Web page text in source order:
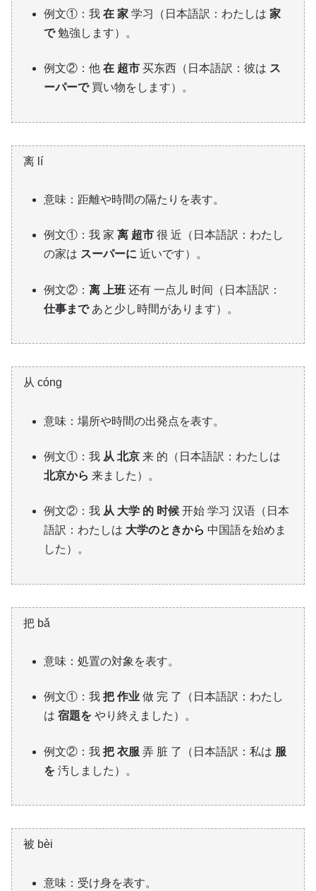
例文①：我在 家 学习（日本語訳：わたしは家
で勉強します）。
例文②：他在 超市 买东西（日本語訳：彼は ス
ーパーで買い物をします）。
离 lí
意味：距離や時間の隔たりを表す。
例文①：我 家离 超市 很 近（日本語訳：わたし
の家は スーパーに 近いです）。
例文②：离 上班 还有 一点儿 时间（日本語訳：
仕事まであと少し時間があります）。
从 cóng
意味：場所や時間の出発点を表す。
例文①：我 从 北京 来 的（日本語訳：わたしは
北京から 来ました）。
例文②：我 从 大学 的 时候 开始 学习 汉语（日本
語訳：わたしは 大学のときから 中国語を始めま
した）。
把 bǎ
意味：処置の対象を表す。
例文①：我把 作业 做 完 了（日本語訳：わたし
は宿題を やり終えました）。
例文②：我把 衣服 弄 脏 了（日本語訳：私は 服
を 汚しました）。
被 bèi
意味：受け身を表す。